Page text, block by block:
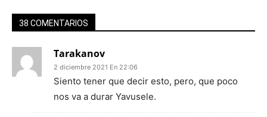
38 COMENTARIOS
Tarakanov
2 diciembre 2021 En 22:06
Siento tener que decir esto, pero, que poco
nos va a durar Yavusele.